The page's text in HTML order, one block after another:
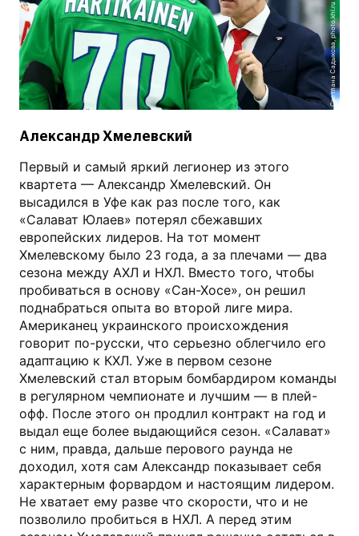
Светлана Садыкова, photo.khl.ru
Александр Хмелевский
Первый и самый яркий легионер из этого
квартета — Александр Хмелевский. Он
высадился в Уфе как раз после того, как
«Салават Юлаев» потерял сбежавших
европейских лидеров. На тот момент
Хмелевскому было 23 года, а за плечами — два
сезона между АХЛ и НХЛ. Вместо того, чтобы
пробиваться в основу «Сан-Хосе», он решил
поднабраться опыта во второй лиге мира.
Американец украинского происхождения
говорит по-русски, что серьезно облегчило его
адаптацию к КХЛ. Уже в первом сезоне
Хмелевский стал вторым бомбардиром команды
в регулярном чемпионате и лучшим — в плей-
офф. После этого он продлил контракт на год и
выдал еще более выдающийся сезон. «Салават»
с ним, правда, дальше перового раунда не
доходил, хотя сам Александр показывает себя
характерным форвардом и настоящим лидером.
Не хватает ему разве что скорости, что и не
позволило пробиться в НХЛ. А перед этим